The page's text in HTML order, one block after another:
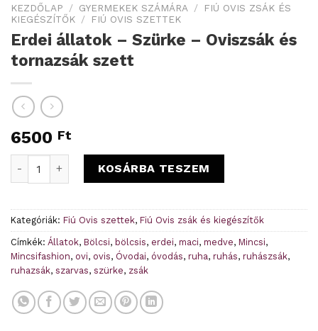
KEZDŐLAP / GYERMEKEK SZÁMÁRA /
FIÚ OVIS ZSÁK ÉS
KIEGÉSZÍTŐK / FIÚ OVIS SZETTEK
Erdei állatok – Szürke – Oviszsák és
tornazsák szett
6500 Ft
Erdei állatok - Szürke - Oviszsák és tornazsák szett
KOSÁRBA TESZEM
Kategóriák: Fiú Ovis szettek, Fiú Ovis zsák és kiegészítők
Címkék: Állatok, Bölcsi, bölcsis, erdei, maci, medve, Mincsi,
Mincsifashion, ovi, ovis, Óvodai, óvodás, ruha, ruhás, ruhászsák,
ruhazsák, szarvas, szürke, zsák